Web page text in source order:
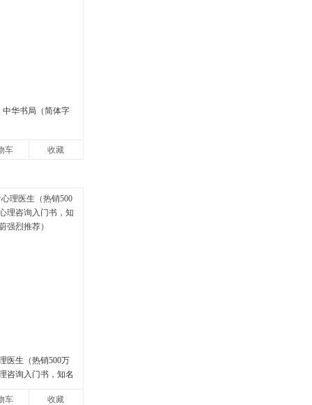
中华书局（简体字
车 收藏
医生（热销500万
咨询入门书，知名
车
收藏